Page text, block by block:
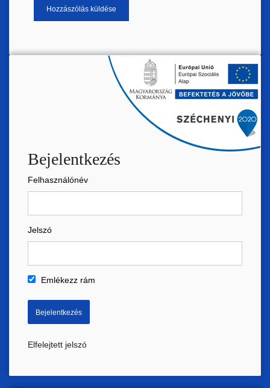
Bejelentkezés
Felhasználónév
Jelszó
Emlékezz rám
Elfelejtett jelszó